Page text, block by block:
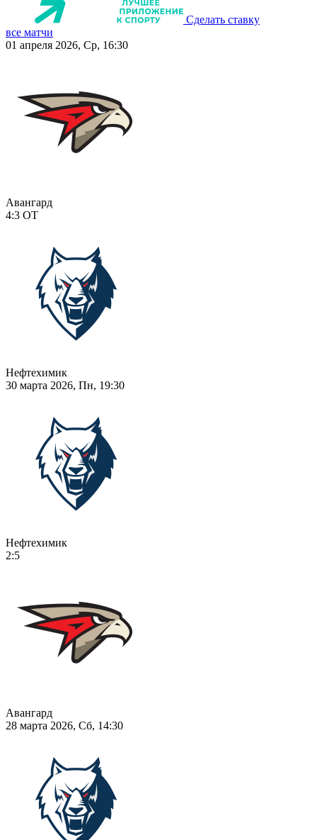
Сделать ставку
все матчи
01 апреля 2026, Ср, 16:30
Авангард
4:3 ОТ
Нефтехимик
30 марта 2026, Пн, 19:30
Нефтехимик
2:5
Авангард
28 марта 2026, Сб, 14:30